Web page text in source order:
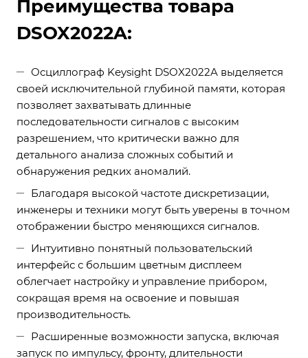
Преимущества товара
DSOX2022A:
Осциллограф Keysight DSOX2022A выделяется
своей исключительной глубиной памяти, которая
позволяет захватывать длинные
последовательности сигналов с высоким
разрешением, что критически важно для
детального анализа сложных событий и
обнаружения редких аномалий.
Благодаря высокой частоте дискретизации,
инженеры и техники могут быть уверены в точном
отображении быстро меняющихся сигналов.
Интуитивно понятный пользовательский
интерфейс с большим цветным дисплеем
облегчает настройку и управление прибором,
сокращая время на освоение и повышая
производительность.
Расширенные возможности запуска, включая
запуск по импульсу, фронту, длительности